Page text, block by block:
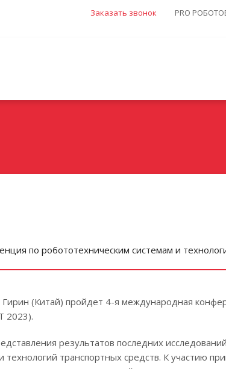
PRO
Заказать звонок
по робототехническим системам и
Гирин (Китай) пройдет 4-я международная
2023).
результатов последних
технологий транспортных средств. К участию